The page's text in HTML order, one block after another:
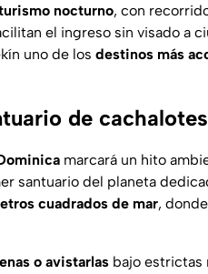
nocturno, con
el ingreso sin visado a
uno de los destinos más
de
marcará un hito
santuario del planeta
cuadrados de mar,
o avistarlas bajo estrictas